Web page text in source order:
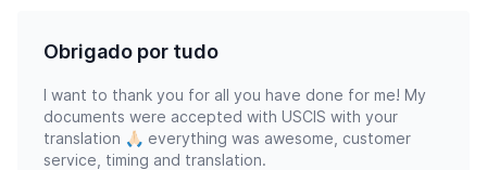
Obrigado por tudo
I want to thank you for all you have done for me! My
documents were accepted with USCIS with your
translation 🙏🏻 everything was awesome, customer
service, timing and translation.